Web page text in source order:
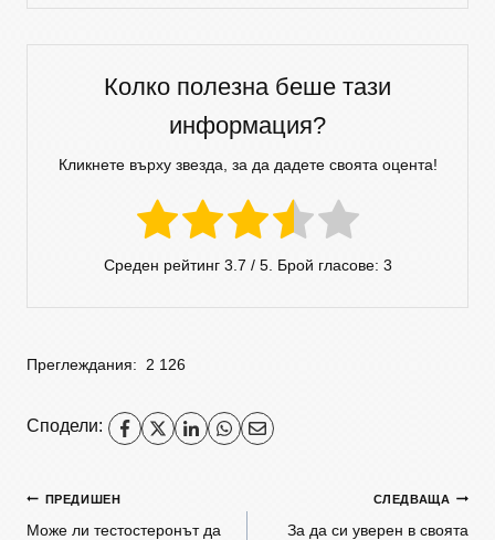
Колко полезна беше тази
информация?
Кликнете върху звезда, за да дадете своята оцента!
Среден рейтинг 3.7 / 5. Брой гласове: 3
Преглеждания: 2 126
Сподели:
ПРЕДИШЕН
Може ли тестостеронът да
СЛЕДВАЩА
За да си уверен в своята